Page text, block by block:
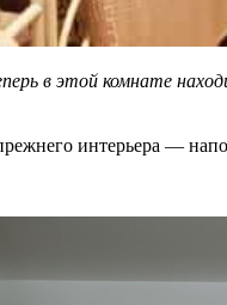
в этой комнате
интерьера —